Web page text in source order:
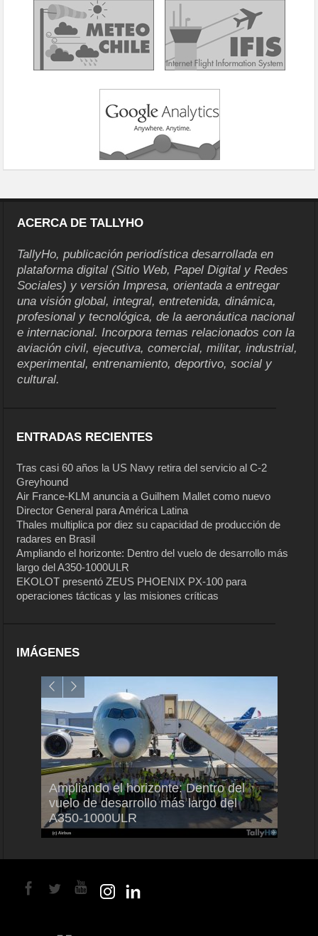
ACERCA DE TALLYHO
TallyHo, publicación periodística desarrollada en
plataforma digital (Sitio Web, Papel Digital y Redes
Sociales) y versión Impresa, orientada a entregar
una visión global, integral, entretenida, dinámica,
profesional y tecnológica, de la aeronáutica nacional
e internacional. Incorpora temas relacionados con la
aviación civil, ejecutiva, comercial, militar, industrial,
experimental, entrenamiento, deportivo, social y
cultural.
ENTRADAS RECIENTES
Tras casi 60 años la US Navy retira del servicio al C-2
Greyhound
Air France-KLM anuncia a Guilhem Mallet como nuevo
Director General para América Latina
Thales multiplica por diez su capacidad de producción de
radares en Brasil
Ampliando el horizonte: Dentro del vuelo de desarrollo más
largo del A350-1000ULR
EKOLOT presentó ZEUS PHOENIX PX-100 para
operaciones tácticas y las misiones críticas
IMÁGENES
Ampliando el horizonte: Dentro del
vuelo de desarrollo más largo del
A350-1000ULR